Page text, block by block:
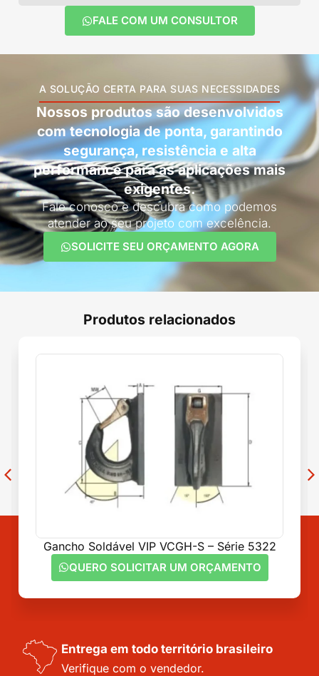
FALE COM UM CONSULTOR
A SOLUÇÃO CERTA PARA SUAS NECESSIDADES
Nossos produtos são desenvolvidos
com tecnologia de ponta, garantindo
segurança, resistência e alta
performance para as aplicações mais
exigentes.
Fale conosco e descubra como podemos
atender ao seu projeto com excelência.
SOLICITE SEU ORÇAMENTO AGORA
Entrega em todo território brasileiro
Verifique com o vendedor.
Produtos relacionados
Gancho Soldável VIP VCGH-S – Série 5322
QUERO SOLICITAR UM ORÇAMENTO